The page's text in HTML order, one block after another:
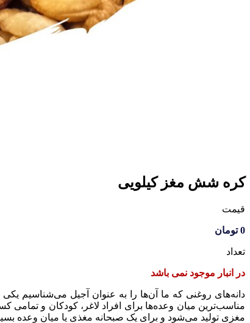
کره شش مغز کیلویی
قیمت
0 تومان
تعداد
در انبار موجود نمی باشد
دانه‌های روغنی که ما آن‌ها را به عنوان آجیل می‌شناسیم یکی
مناسب‌ترین میان وعده‌ها برای افراد لاغر، کودکان و
مغزی تولید می‌شود و برای یک صبحانه مغذی یا میان وعده